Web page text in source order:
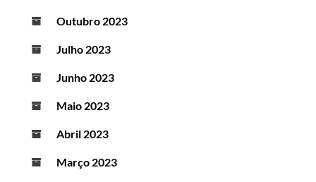
Outubro 2023
Julho 2023
Junho 2023
Maio 2023
Abril 2023
Março 2023